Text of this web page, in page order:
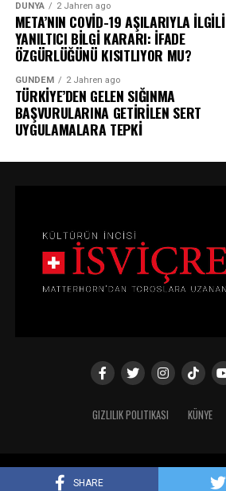
SHARE
DÜNYA 2 Jahren ago
META’NIN COVİD-19 AŞILARIYLA İLGİLİ
YANILTICI BİLGİ KARARI: İFADE
ÖZGÜRLÜĞÜNÜ KISITLIYOR MU?
GÜNDEM 2 Jahren ago
TÜRKİYE’DEN GELEN SIĞINMA
BAŞVURULARINA GETİRİLEN SERT
UYGULAMALARA TEPKİ
GIZLILIK POLITIKASI KÜNYE
Copyright © 2024